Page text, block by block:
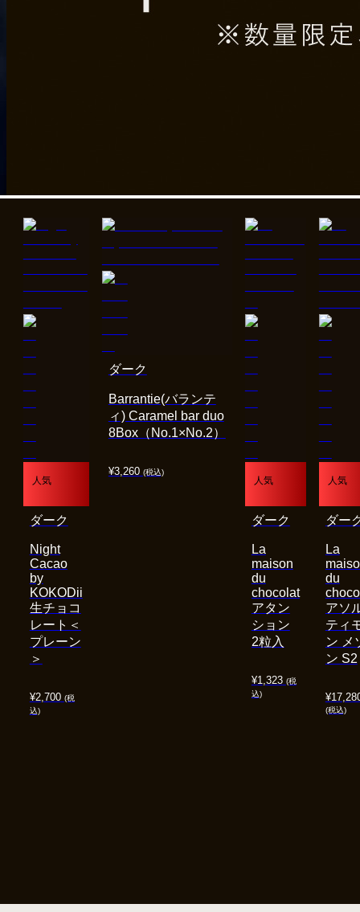
人気
¥2,700 (税
込)
Night
Cacao
by
KOKODii
生チョコ
レート＜
プレーン
＞
ダーク
¥3,260 (税込)
Barrantie(バランテ
ィ) Caramel bar duo
8Box（No.1×No.2）
ダーク
人気
¥1,323 (税
込)
La
maison
du
chocolat
アタン
ション
2粒入
ダーク
人気
¥
(税込)
La
du
アソ
ティ
ン メ
ン S2
ダー